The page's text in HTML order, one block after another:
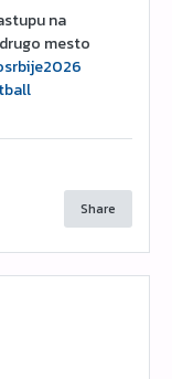
na
mesto
Share